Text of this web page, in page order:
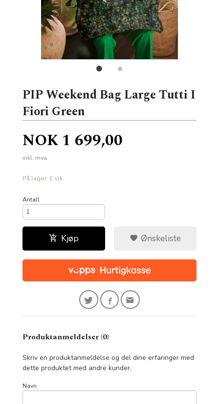
PIP Weekend Bag Large Tutti I
Fiori Green
Pris
NOK1 699,00
inkl. mva.
På lager: 1 stk.
Antall
Kjøp Ønskeliste
Produktanmeldelser (0)
Skriv en produktanmeldelse og del dine erfaringer med
dette produktet med andre kunder.
Navn